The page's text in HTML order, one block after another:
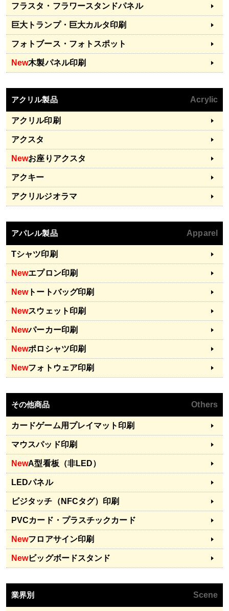
フラスタ・フラワースタンドパネル
巨大トランプ・巨大カルタ印刷
フォトブース・フォトスポット
New木製パネル印刷
アクリル製品 Acrylic
アクリル印刷
アクスタ
Newお座りアクスタ
アクキー
アクリルジオラマ
アパレル製品 Apparel
Tシャツ印刷
Newエプロン印刷
Newトートバッグ印刷
Newスウェット印刷
Newパーカー印刷
Newポロシャツ印刷
Newフォトウェア印刷
その他商品 Others
カードゲーム用プレイマット印刷
マウスパッド印刷
NewA型看板（非LED）
LEDパネル
ビジタッチ（NFCタグ）印刷
PVCカード・プラスチックカード
Newフロアサイン印刷
Newビッグボードスタンド
業界別 Scene